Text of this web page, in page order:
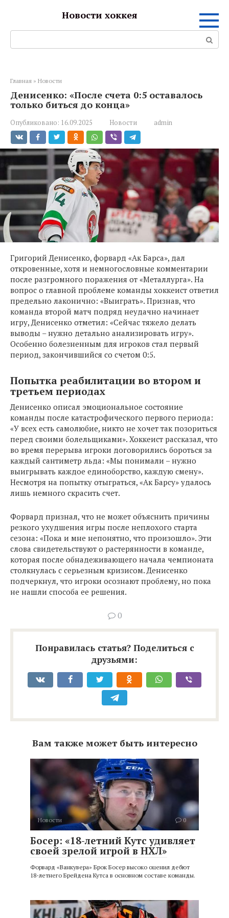
Новости хоккея
Поиск:
Главная » Новости
Денисенко: «После счета 0:5 оставалось
только биться до конца»
Опубликовано: 16.09.2025 Новости admin
Григорий Денисенко, форвард «Ак Барса», дал
откровенные, хотя и немногословные комментарии
после разгромного поражения от «Металлурга». На
вопрос о главной проблеме команды хоккеист ответил
предельно лаконично: «Выиграть». Признав, что
команда второй матч подряд неудачно начинает
игру, Денисенко отметил: «Сейчас тяжело делать
выводы – нужно детально анализировать игру».
Особенно болезненным для игроков стал первый
период, закончившийся со счетом 0:5.
Попытка реабилитации во втором и
третьем периодах
Денисенко описал эмоциональное состояние
команды после катастрофического первого периода:
«У всех есть самолюбие, никто не хочет так позориться
перед своими болельщиками». Хоккеист рассказал, что
во время перерыва игроки договорились бороться за
каждый сантиметр льда: «Мы понимали – нужно
выигрывать каждое единоборство, каждую смену».
Несмотря на попытку отыграться, «Ак Барсу» удалось
лишь немного скрасить счет.
Форвард признал, что не может объяснить причины
резкого ухудшения игры после неплохого старта
сезона: «Пока и мне непонятно, что произошло». Эти
слова свидетельствуют о растерянности в команде,
которая после обнадеживающего начала чемпионата
столкнулась с серьезным кризисом. Денисенко
подчеркнул, что игроки осознают проблему, но пока
не нашли способа ее решения.
0
Понравилась статья? Поделиться с
друзьями:
Вам также может быть интересно
Новости 0
Босер: «18-летний Кутс удивляет
своей зрелой игрой в НХЛ»
Форвард «Ванкувера» Брок Босер высоко оценил дебют
18-летнего Брейдена Кутса в основном составе команды.